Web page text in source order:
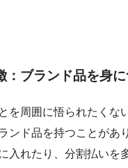
：ブランド品を身
を周囲に悟られたくな
ンド品を持つことがあ
入れたり、分割払いを